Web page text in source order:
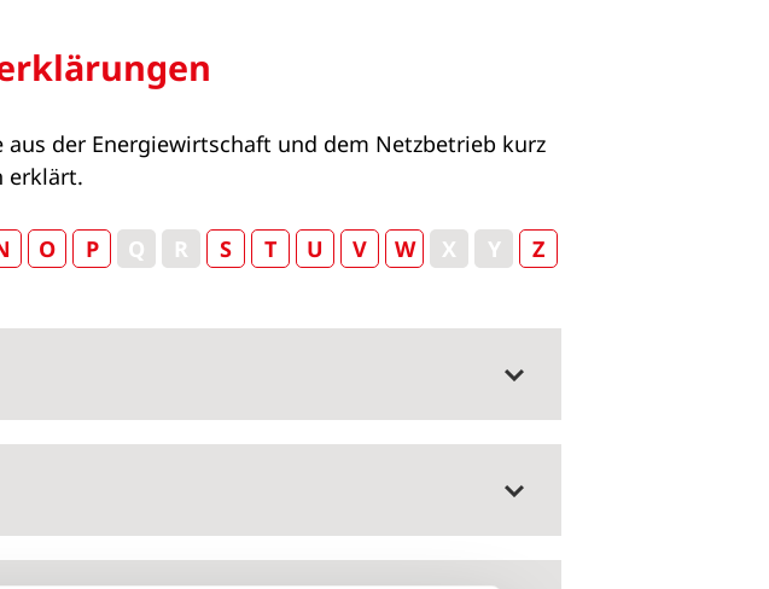
der Energiewirtschaft und dem Netzbetrieb kurz
erklärt.
O P Q R S T U V W X Y Z